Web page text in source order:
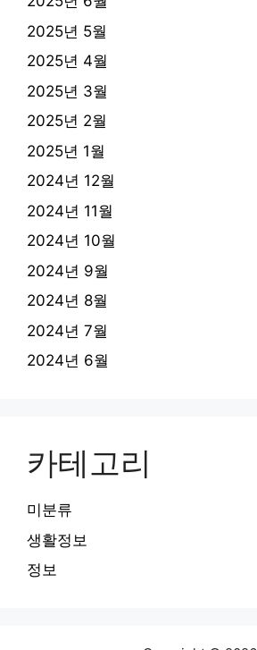
2025년 5월
2025년 4월
2025년 3월
2025년 2월
2025년 1월
2024년 12월
2024년 11월
2024년 10월
2024년 9월
2024년 8월
2024년 7월
2024년 6월
카테고리
미분류
생활정보
정보